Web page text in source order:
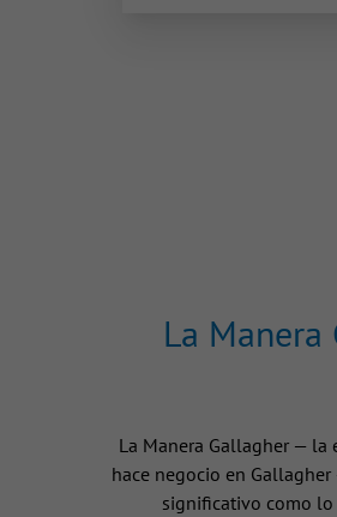
La
La Manera Gallagher — la
hace negocio en
significativo como lo